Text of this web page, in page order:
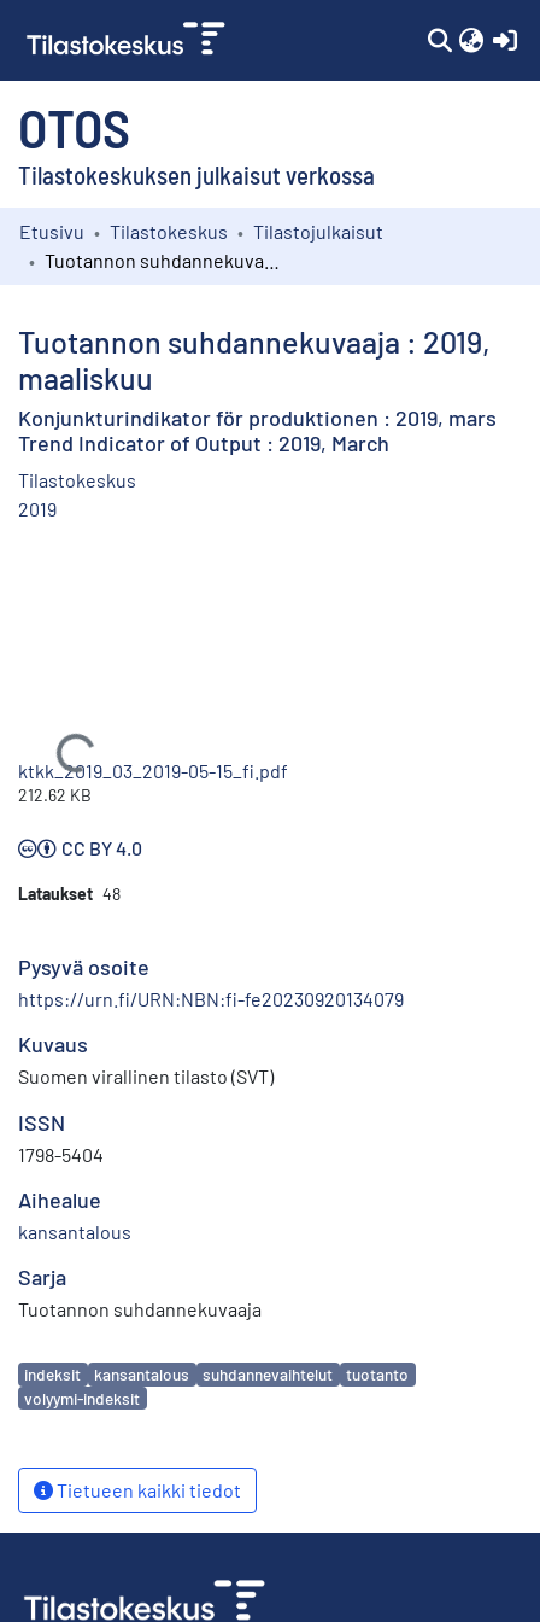
OTOS
Tilastokeskuksen julkaisut verkossa
Kokoelmat
Etusivu Tilastokeskus
Tilastojulkaisut
Tuotannon suhdannekuvaaja : 2019,
maaliskuu
Konjunkturindikator för produktionen : 2019, mars
Trend Indicator of Output : 2019, March
Tilastokeskus
2019
Ladataan...
ktkk_2019_03_2019-05-15_fi.pdf
212.62 KB
CC BY 4.0
Lataukset 48
Pysyvä osoite
https://urn.fi/URN:NBN:fi-fe20230920134079
Kuvaus
Suomen virallinen tilasto (SVT)
ISSN
1798-5404
Aihealue
kansantalous
Sarja
Tuotannon suhdannekuvaaja
Avainsanat
indeksit kansantalous suhdannevaihtelut
tuotanto
volyymi-indeksit
Tietueen kaikki tiedot